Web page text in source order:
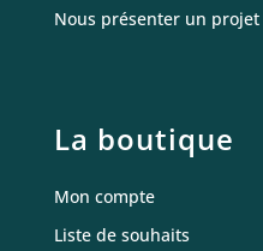
Nous présenter un projet
La boutique
Mon compte
Liste de souhaits